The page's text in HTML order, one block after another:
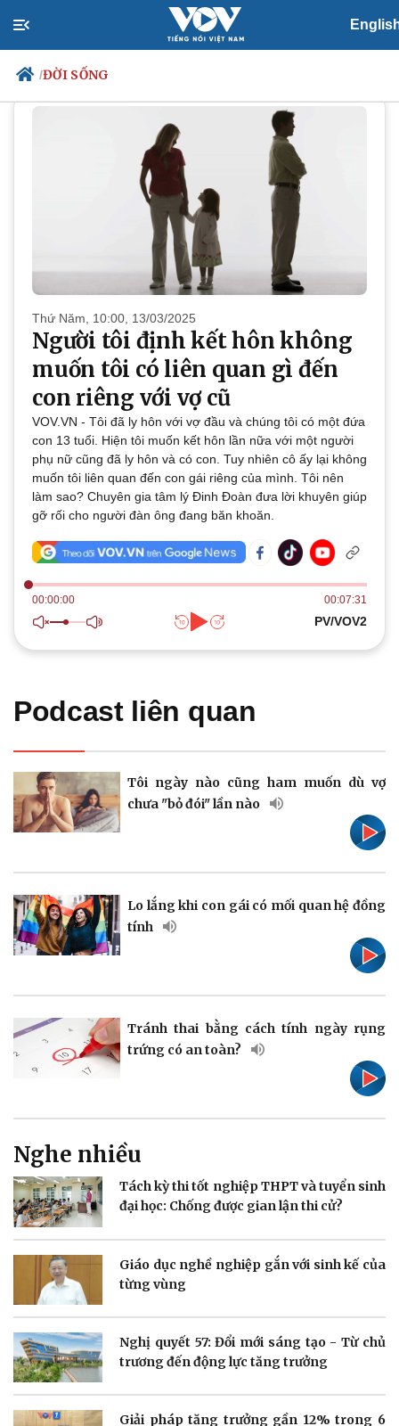
/ĐỜI SỐNG
Dự báo thời tiết
Giáo dục
Dấu ấn VOV
Việc làm
Biển đảo
Quan sát
Cuộc sống đó đây
Hồ sơ
Video
Ảnh
E-Magazine
Infographic
Kinh tế
Bất động sản
Thị trường
Giá cà phê
Tư vấn luật
Quân sự - Quốc phòng
Phân tích
Thể thao
Bóng đá
Lịch thi đấu bóng đá
Ô tô - Xe máy
Ô tô
Doanh nghiệp
Thông tin doanh nghiệp
Doanh nghiệp 24h
Doanh nhân
Vì cộng đồng
Công nghệ
Sành điệu
Trải nghiệm
Chuyển đổi số
ĐỜI SỐNG
Thứ Năm, 10:00, 13/03/2025
Người tôi định kết hôn không
muốn tôi có liên quan gì đến
con riêng với vợ cũ
VOV.VN - Tôi đã ly hôn với vợ đầu và chúng tôi có một đứa
con 13 tuổi. Hiện tôi muốn kết hôn lần nữa với một người
phụ nữ cũng đã ly hôn và có con. Tuy nhiên cô ấy lại không
muốn tôi liên quan đến con gái riêng của mình. Tôi nên
làm sao? Chuyên gia tâm lý Đinh Đoàn đưa lời khuyên giúp
gỡ rối cho người đàn ông đang băn khoăn.
00:00:00 00:07:31
PV/VOV2
Podcast liên quan
Tôi ngày nào cũng ham muốn dù vợ
chưa "bỏ đói" lần nào
Lo lắng khi con gái có mối quan hệ đồng
tính
Tránh thai bằng cách tính ngày rụng
trứng có an toàn?
Nghe nhiều
Tách kỳ thi tốt nghiệp THPT và tuyển sinh
đại học: Chống được gian lận thi cử?
Giáo dục nghề nghiệp gắn với sinh kế của
từng vùng
Nghị quyết 57: Đổi mới sáng tạo - Từ chủ
trương đến động lực tăng trưởng
Giải pháp tăng trưởng gần 12% trong 6